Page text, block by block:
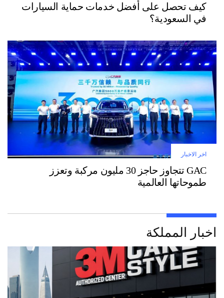
كيف تحصل على أفضل خدمات حماية السيارات
في السعودية؟
اخر الاخبار
GAC تتجاوز حاجز 30 مليون مركبة وتعزز
طموحاتها العالمية
اخبار المملكة